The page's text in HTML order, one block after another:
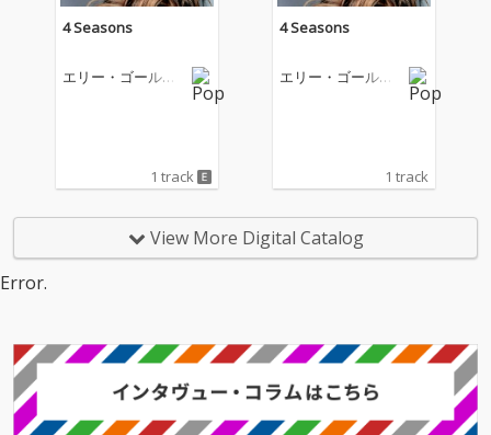
4 Seasons
エリー・ゴールデ
1 track
4 Seasons
エリー・ゴールデ
1 track
View More Digital Catalog
Error.